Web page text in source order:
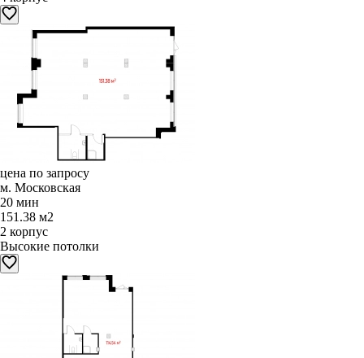
цена по запросу
м. Московская
20 мин
151.38 м2
2 корпус
Высокие потолки